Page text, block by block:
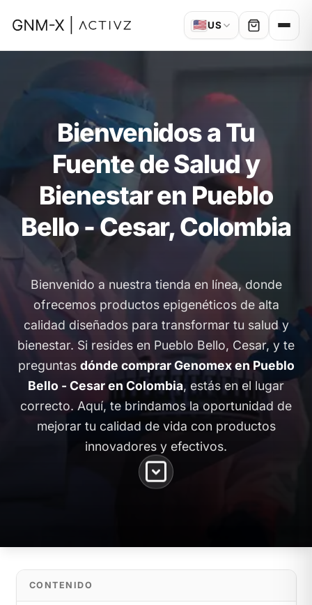
🇺🇸US
Bienvenidos a Tu
Fuente de Salud y
Bienestar en Pueblo
Bello - Cesar, Colombia
Bienvenido a nuestra tienda en línea, donde
ofrecemos productos epigenéticos de alta
calidad diseñados para transformar tu salud y
bienestar. Si resides en Pueblo Bello, Cesar, y te
preguntas dónde comprar Genomex en Pueblo
Bello - Cesar en Colombia, estás en el lugar
correcto. Aquí, te brindamos la oportunidad de
mejorar tu calidad de vida con productos
innovadores y efectivos.
CONTENIDO